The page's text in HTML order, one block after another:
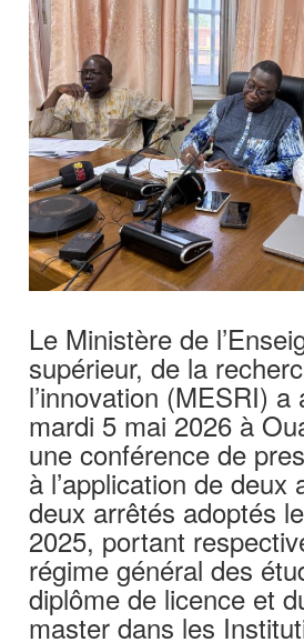
Le Ministère de
supérieur, de la
l’innovation (MESRI) a
mardi 5 mai 2026 à
une conférence de
à l’application de deux
deux arrêtés adoptés
2025, portant
régime général des
diplôme de licence et
master dans les